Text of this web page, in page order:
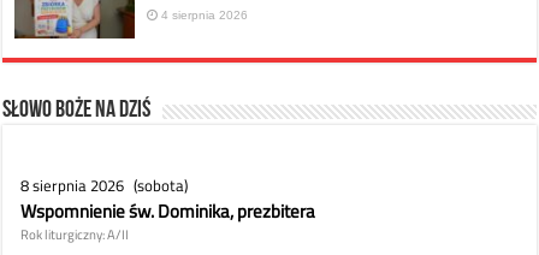
4 sierpnia 2026
Słowo Boże na dziś